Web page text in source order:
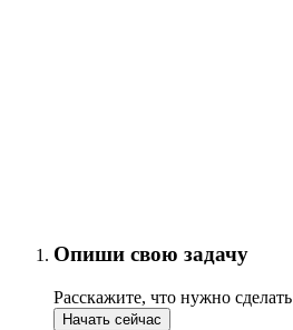
Опиши свою задачу
Расскажите, что нужно сделать
Начать сейчас